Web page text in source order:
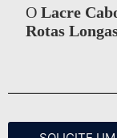
O Lacre
Rotas